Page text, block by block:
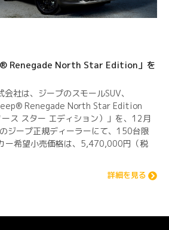
Renegade North Star Edition」を
社は、ジープのスモールSUV、
Renegade North Star Edition
ース スター エディション）」を、12月
ジープ正規ディーラーにて、150台限
ー希望小売価格は、5,470,000円（税
詳細を見る